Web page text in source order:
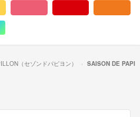
系
マルチカラー
（セゾンドパピヨン）
SAISON DE PAPI